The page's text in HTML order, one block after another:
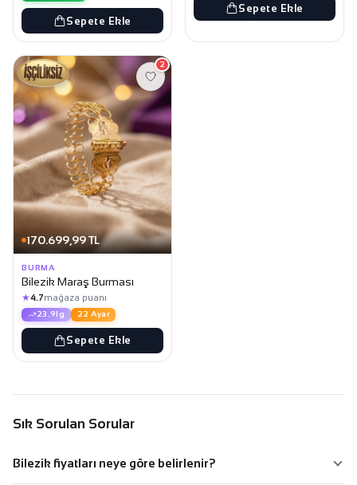
Sepete Ekle
Sepete Ekle
170.699,99 TL
2
BURMA
Bilezik Maraş Burması
★4.7mağaza puanı
23.91g 22 Ayar
Sepete Ekle
Sık Sorulan Sorular
Bilezik fiyatları neye göre belirlenir?